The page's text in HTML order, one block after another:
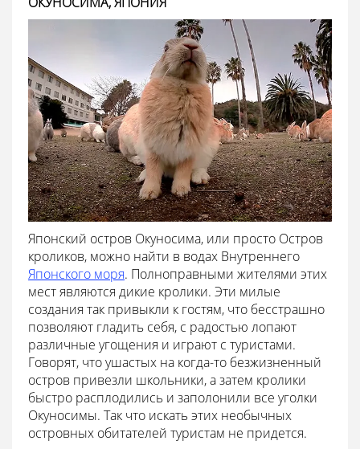
Японский остров Окуносима, или просто Остров
кроликов, можно найти в водах Внутреннего
Японского моря. Полноправными жителями этих
мест являются дикие кролики. Эти милые
создания так привыкли к гостям, что бесстрашно
позволяют гладить себя, с радостью лопают
различные угощения и играют с туристами.
Говорят, что ушастых на когда-то безжизненный
остров привезли школьники, а затем кролики
быстро расплодились и заполонили все уголки
Окуносимы. Так что искать этих необычных
островных обитателей туристам не придется.